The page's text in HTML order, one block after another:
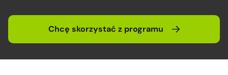
Chcę skorzystać z programu